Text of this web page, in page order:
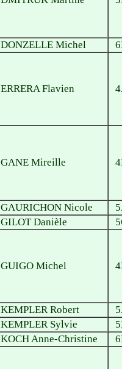
DONZELLE Michel
ERRERA Flavien
GANE Mireille
GAURICHON Nicole
GILOT Danièle
GUIGO Michel
KEMPLER Robert
KEMPLER Sylvie
KOCH Anne-Christine